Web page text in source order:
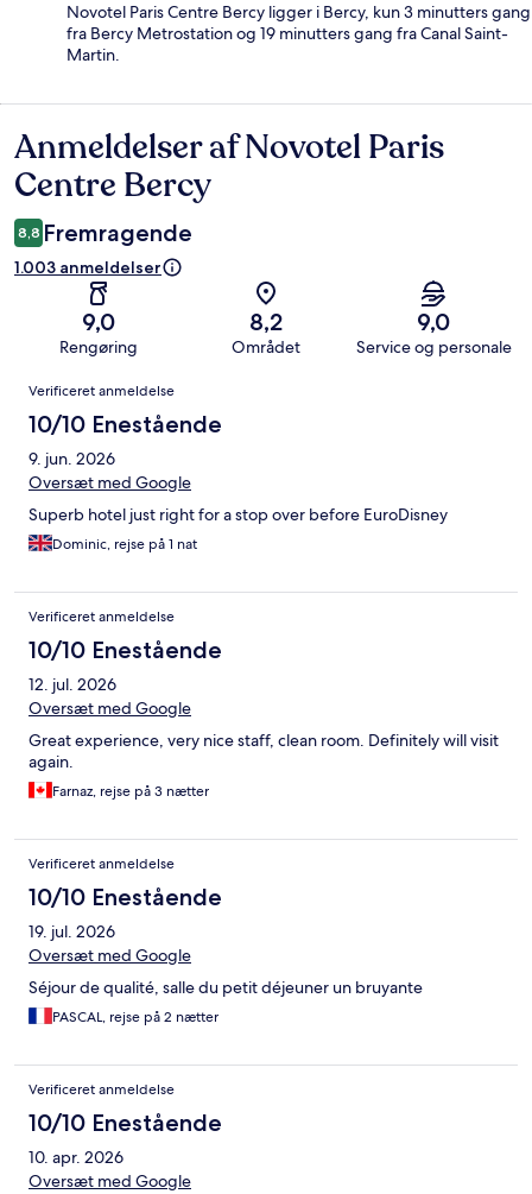
Novotel Paris Centre Bercy ligger i Bercy, kun 3 minutters gang
fra Bercy Metrostation og 19 minutters gang fra Canal Saint-
Martin.
Anmeldelser
Anmeldelser af Novotel Paris
Centre Bercy
8,8 Fremragende
1.003 anmeldelser
9,0
Rengøring
8,2
Området
9,0
Service og personale
Anmeldelser
Verificeret anmeldelse
10/10 Enestående
9. jun. 2026
Oversæt med Google
Superb hotel just right for a stop over before EuroDisney
Dominic, rejse på 1 nat
Verificeret anmeldelse
10/10 Enestående
12. jul. 2026
Oversæt med Google
Great experience, very nice staff, clean room. Definitely will visit
again.
Farnaz, rejse på 3 nætter
Verificeret anmeldelse
10/10 Enestående
19. jul. 2026
Oversæt med Google
Séjour de qualité, salle du petit déjeuner un bruyante
PASCAL, rejse på 2 nætter
Verificeret anmeldelse
10/10 Enestående
10. apr. 2026
Oversæt med Google